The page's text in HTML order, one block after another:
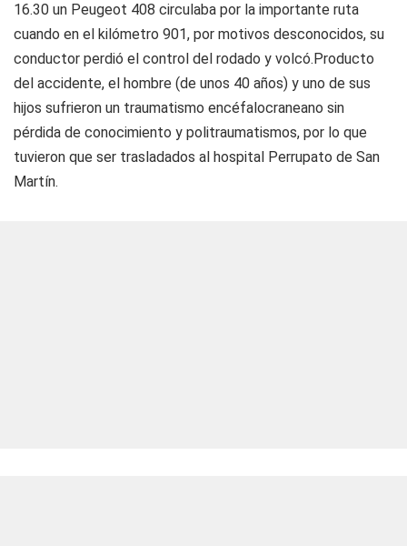
16.30 un Peugeot 408 circulaba por la importante ruta
cuando en el kilómetro 901, por motivos desconocidos, su
conductor perdió el control del rodado y volcó.Producto
del accidente, el hombre (de unos 40 años) y uno de sus
hijos sufrieron un traumatismo encéfalocraneano sin
pérdida de conocimiento y politraumatismos, por lo que
tuvieron que ser trasladados al hospital Perrupato de San
Martín.